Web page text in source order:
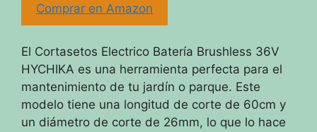
Comprar en Amazon
El Cortasetos Electrico Batería Brushless 36V
HYCHIKA es una herramienta perfecta para el
mantenimiento de tu jardín o parque. Este
modelo tiene una longitud de corte de 60cm y
un diámetro de corte de 26mm, lo que lo hace